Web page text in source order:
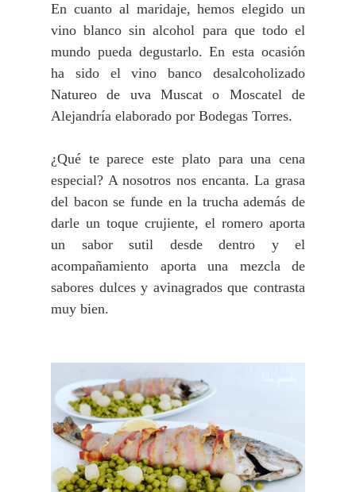
En cuanto al maridaje, hemos elegido un
vino blanco sin alcohol para que todo el
mundo pueda degustarlo. En esta ocasión
ha sido el vino banco desalcoholizado
Natureo de uva Muscat o Moscatel de
Alejandría elaborado por Bodegas Torres.
¿Qué te parece este plato para una cena
especial? A nosotros nos encanta. La grasa
del bacon se funde en la trucha además de
darle un toque crujiente, el romero aporta
un sabor sutil desde dentro y el
acompañamiento aporta una mezcla de
sabores dulces y avinagrados que contrasta
muy bien.